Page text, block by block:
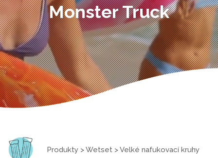
Monster Truck
Produkty >Wetset >Velké nafukovací kruhy